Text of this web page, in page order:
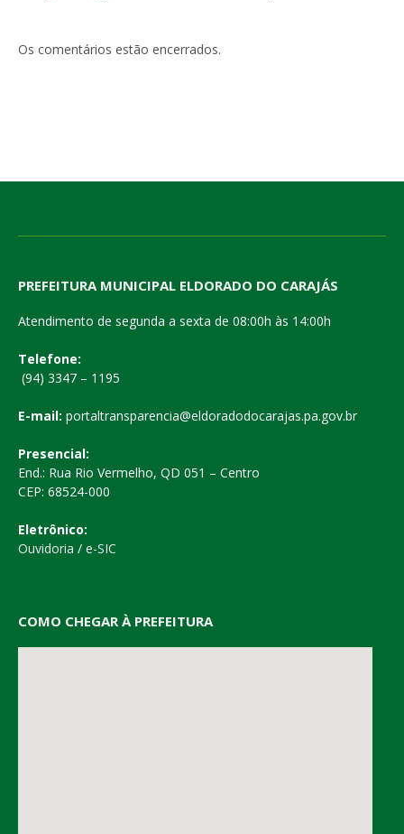
Os comentários estão encerrados.
PREFEITURA MUNICIPAL ELDORADO DO CARAJÁS
Atendimento de segunda a sexta de 08:00h às 14:00h
Telefone:
(94) 3347 – 1195
E-mail: portaltransparencia@eldoradodocarajas.pa.gov.br
Presencial:
End.: Rua Rio Vermelho, QD 051 – Centro
CEP: 68524-000
Eletrônico:
Ouvidoria / e-SIC
COMO CHEGAR À PREFEITURA